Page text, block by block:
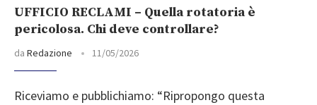
UFFICIO RECLAMI – Quella rotatoria è
pericolosa. Chi deve controllare?
da Redazione 11/05/2026
Riceviamo e pubblichiamo: “Ripropongo questa